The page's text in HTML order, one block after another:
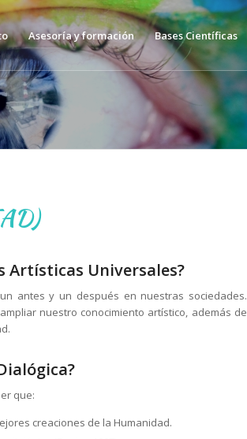
Asesoría y formación Bases Científicas
Artísticas Universales?
antes y un después en nuestras sociedades.
nuestro conocimiento artístico, además de
que:
creaciones de la Humanidad.